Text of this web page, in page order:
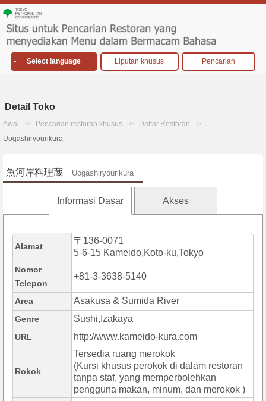
Select language Liputan khusus Pencarian
Detail Toko
Awal Pencarian restoran khusus
Daftar Restoran
Uogashiryourikura
魚河岸料理蔵 Uogashiryourikura
Informasi Dasar Akses
Alamat
〒136-0071
5-6-15 Kameido,Koto-ku,Tokyo
Nomor
Telepon
+81-3-3638-5140
Area Asakusa & Sumida River
Genre Sushi,Izakaya
URL http://www.kameido-kura.com
Rokok
Tersedia ruang merokok
(Kursi khusus perokok di dalam restoran
tanpa staf, yang memperbolehkan
pengguna makan, minum, dan merokok )